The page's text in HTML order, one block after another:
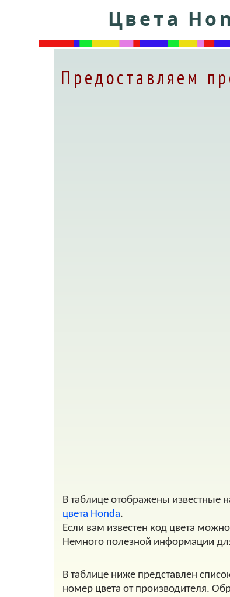
Цвета
Предоставляем
В таблице отображены известные
цвета Honda.
Если вам известен код цвета
Немного полезной информации
В таблице ниже представлен
номер цвета от производителя.